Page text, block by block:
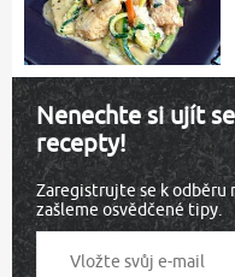
Nenechte si ujít
recepty!
Zaregistrujte se k odběru
zašleme osvědčené tipy.